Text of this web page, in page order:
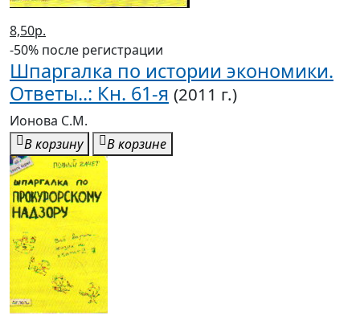
8,50р.
-50% после регистрации
Шпаргалка по истории экономики.
Ответы..: Кн. 61-я (2011 г.)
Ионова С.М.
В корзину
В корзине